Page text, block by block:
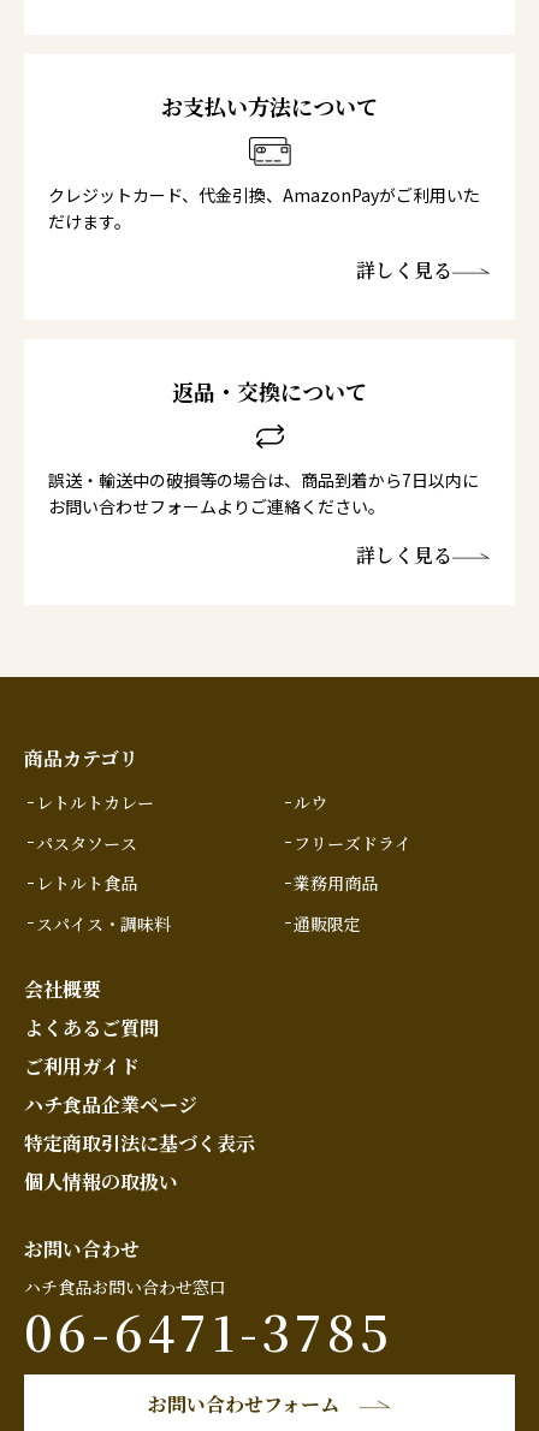
お支払い方法について
クレジットカード、代金引換、AmazonPayがご利用いた
だけます。
詳しく見る
返品・交換について
誤送・輸送中の破損等の場合は、商品到着から7日以内に
お問い合わせフォームよりご連絡ください。
詳しく見る
商品カテゴリ
レトルトカレー
パスタソース
レトルト食品
スパイス・調味料
ルウ
フリーズドライ
業務用商品
通販限定
会社概要
よくあるご質問
ご利用ガイド
ハチ食品企業ページ
特定商取引法に基づく表示
個人情報の取扱い
お問い合わせ
ハチ食品お問い合わせ窓口
06-6471-3785
お問い合わせフォーム